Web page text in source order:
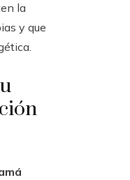
la
y que